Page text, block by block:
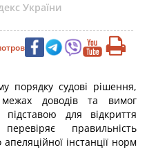
України
порядку судові рішення,
межах доводів та вимог
підставою для відкриття
правильність
інстанції норм